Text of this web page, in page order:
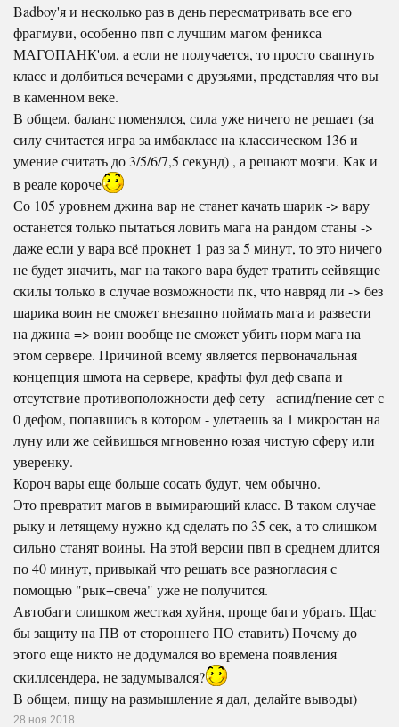
Badboy'я и несколько раз в день пересматривать все его
фрагмуви, особенно пвп с лучшим магом феникса
МАГОПАНК'ом, а если не получается, то просто свапнуть
класс и долбиться вечерами с друзьями, представляя что вы
в каменном веке.
В общем, баланс поменялся, сила уже ничего не решает (за
силу считается игра за имбакласс на классическом 136 и
умение считать до 3/5/6/7,5 секунд) , а решают мозги. Как и
в реале короче
Со 105 уровнем джина вар не станет качать шарик -> вару
останется только пытаться ловить мага на рандом станы ->
даже если у вара всё прокнет 1 раз за 5 минут, то это ничего
не будет значить, маг на такого вара будет тратить сейвящие
скилы только в случае возможности пк, что навряд ли -> без
шарика воин не сможет внезапно поймать мага и развести
на джина => воин вообще не сможет убить норм мага на
этом сервере. Причиной всему является первоначальная
концепция шмота на сервере, крафты фул деф свапа и
отсутствие противоположности деф сету - аспид/пение сет с
0 дефом, попавшись в котором - улетаешь за 1 микростан на
луну или же сейвишься мгновенно юзая чистую сферу или
уверенку.
Короч вары еще больше сосать будут, чем обычно.
Это превратит магов в вымирающий класс. В таком случае
рыку и летящему нужно кд сделать по 35 сек, а то слишком
сильно станят воины. На этой версии пвп в среднем длится
по 40 минут, привыкай что решать все разногласия с
помощью "рык+свеча" уже не получится.
Автобаги слишком жесткая хуйня, проще баги убрать. Щас
бы защиту на ПВ от стороннего ПО ставить) Почему до
этого еще никто не додумался во времена появления
скиллсендера, не задумывался?
В общем, пищу на размышление я дал, делайте выводы)
28 ноя 2018